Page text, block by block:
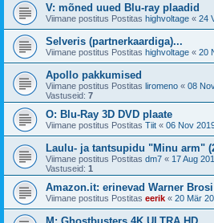
V: mõned uued Blu-ray plaadid
Viimane postitus Postitas highvoltage « 24
Selveris (partnerkaardiga)...
Viimane postitus Postitas highvoltage « 20
Apollo pakkumised
Viimane postitus Postitas liromeno « 08
Vastuseid: 7
O: Blu-Ray 3D DVD plaate
Viimane postitus Postitas Tiit « 06 Nov
Laulu- ja tantsupidu "Minu arm"
Viimane postitus Postitas dm7 « 17 Aug
Vastuseid: 1
Amazon.it: erinevad Warner
Viimane postitus Postitas eerik « 20 Mär